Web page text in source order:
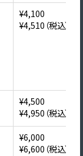
¥4,100
¥4,510（税込）
¥4,500
¥4,950（税込）
¥6,000
¥6,600（税込）